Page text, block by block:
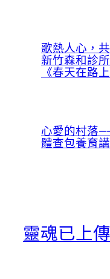
歌熱人心，
新竹森和診
《春天在路上
心愛的村落
體查包養育
靈魂已上傳